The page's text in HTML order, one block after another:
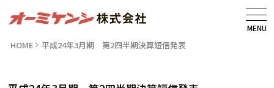
MENU
HOME 平成24年3月期 第2四半期決算短信発表